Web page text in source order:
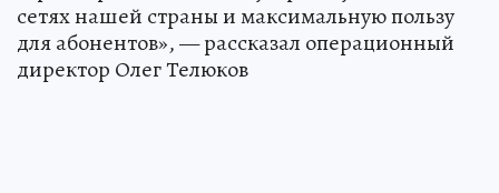
сетях нашей страны и максимальную пользу
для абонентов», — рассказал операционный
директор Олег Телюков